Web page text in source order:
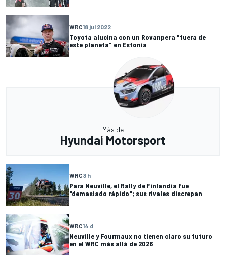
WRC18 jul 2022
Toyota alucina con un Rovanpera "fuera de
este planeta" en Estonia
Más de
Hyundai Motorsport
WRC3 h
Para Neuville, el Rally de Finlandia fue
"demasiado rápido"; sus rivales discrepan
WRC14 d
Neuville y Fourmaux no tienen claro su futuro
en el WRC más allá de 2026